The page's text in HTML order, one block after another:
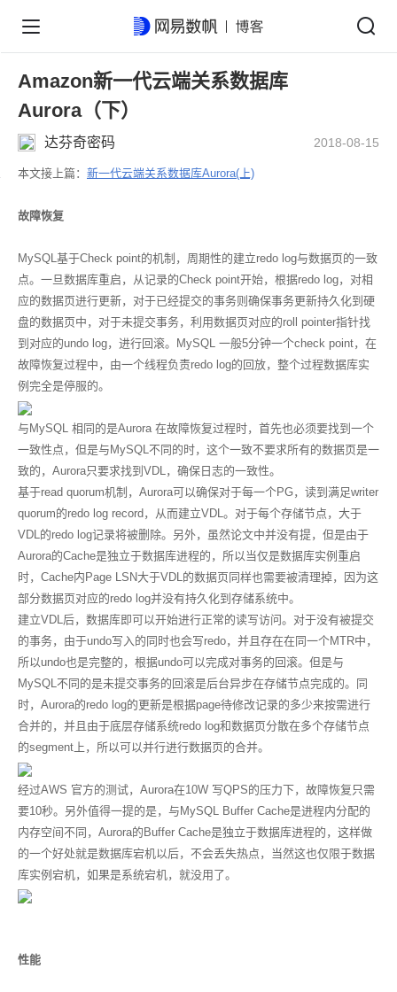
Amazon新一代云端关系数据库
Aurora（下）
达芬奇密码 2018-08-15
本文接上篇： 新一代云端关系数据库Aurora(上)
故障恢复
MySQL基于Check point的机制，周期性的建立redo log与数据页的一致
点。一旦数据库重启，从记录的Check point开始，根据redo log，对相
应的数据页进行更新，对于已经提交的事务则确保事务更新持久化到硬
盘的数据页中，对于未提交事务，利用数据页对应的roll pointer指针找
到对应的undo log，进行回滚。MySQL 一般5分钟一个check point，在
故障恢复过程中，由一个线程负责redo log的回放，整个过程数据库实
例完全是停服的。
与MySQL 相同的是Aurora 在故障恢复过程时，首先也必须要找到一个
一致性点，但是与MySQL不同的时，这个一致不要求所有的数据页是一
致的，Aurora只要求找到VDL，确保日志的一致性。
基于read quorum机制，Aurora可以确保对于每一个PG，读到满足writer
quorum的redo log record，从而建立VDL。对于每个存储节点，大于
VDL的redo log记录将被删除。另外，虽然论文中并没有提，但是由于
Aurora的Cache是独立于数据库进程的，所以当仅是数据库实例重启
时，Cache内Page LSN大于VDL的数据页同样也需要被清理掉，因为这
部分数据页对应的redo log并没有持久化到存储系统中。
建立VDL后，数据库即可以开始进行正常的读写访问。对于没有被提交
的事务，由于undo写入的同时也会写redo，并且存在在同一个MTR中，
所以undo也是完整的，根据undo可以完成对事务的回滚。但是与
MySQL不同的是未提交事务的回滚是后台异步在存储节点完成的。同
时，Aurora的redo log的更新是根据page待修改记录的多少来按需进行
合并的，并且由于底层存储系统redo log和数据页分散在多个存储节点
的segment上，所以可以并行进行数据页的合并。
经过AWS 官方的测试，Aurora在10W 写QPS的压力下，故障恢复只需
要10秒。另外值得一提的是，与MySQL Buffer Cache是进程内分配的
内存空间不同，Aurora的Buffer Cache是独立于数据库进程的，这样做
的一个好处就是数据库宕机以后，不会丢失热点，当然这也仅限于数据
库实例宕机，如果是系统宕机，就没用了。
性能